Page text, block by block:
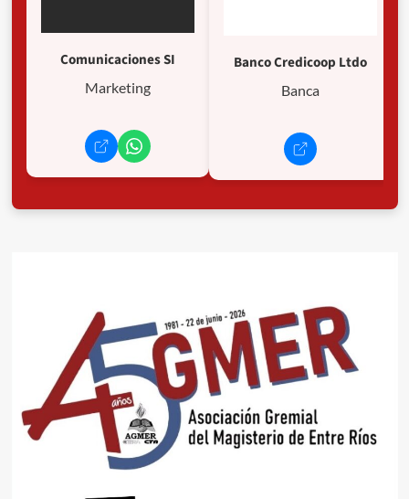
Comunicaciones SI
Marketing
Banco Credicoop Ltdo
Banca